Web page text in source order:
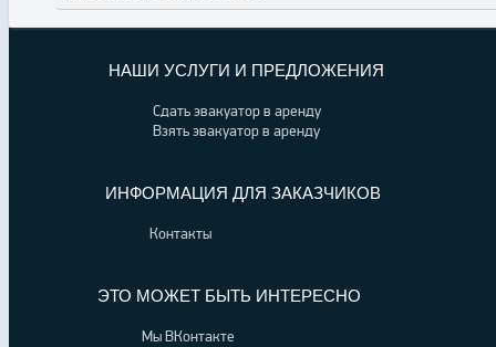
НАШИ УСЛУГИ И ПРЕДЛОЖЕНИЯ
Сдать эвакуатор в аренду
Взять эвакуатор в аренду
ИНФОРМАЦИЯ ДЛЯ ЗАКАЗЧИКОВ
Контакты
ЭТО МОЖЕТ БЫТЬ ИНТЕРЕСНО
Мы ВКонтакте